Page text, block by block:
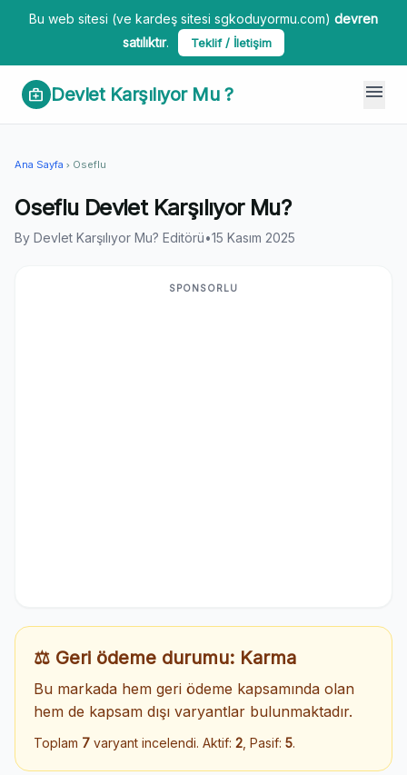
Bu web sitesi (ve kardeş sitesi sgkoduyormu.com) devren
satılıktır. Teklif / İletişim
medical_services Devlet Karşılıyor Mu ? menu
Ana Sayfa chevron_right Oseflu
Oseflu Devlet Karşılıyor Mu?
By Devlet Karşılıyor Mu? Editörü•15 Kasım 2025
SPONSORLU
⚖️ Geri ödeme durumu: Karma
Bu markada hem geri ödeme kapsamında olan
hem de kapsam dışı varyantlar bulunmaktadır.
Toplam 7 varyant incelendi. Aktif: 2 , Pasif: 5.